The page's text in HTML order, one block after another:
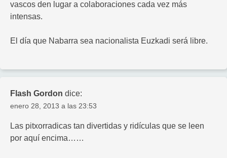
vascos den lugar a colaboraciones cada vez más
intensas.
El día que Nabarra sea nacionalista Euzkadi será libre.
Flash Gordon dice:
enero 28, 2013 a las 23:53
Las pitxorradicas tan divertidas y ridículas que se leen
por aquí encima……